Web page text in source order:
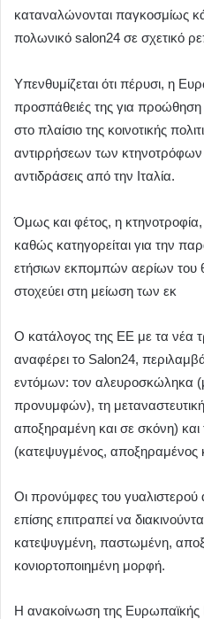
καταναλώνονται παγκοσμίως
πολωνικό salon24 σε σχετικό
Υπενθυμίζεται ότι πέρυσι, η
προσπάθειές της για
στο πλαίσιο της κοινοτικής
αντιρρήσεων των κτηνοτρόφων
αντιδράσεις από την Ιταλία.
Όμως και φέτος, η κτηνοτροφία,
καθώς κατηγορείται για την
ετήσιων εκπομπών αερίων του
στοχεύει στη μείωση των εκ
Ο κατάλογος της ΕΕ με τα νέα
αναφέρει το Salon24,
εντόμων: τον αλευροσκώληκα
προνυμφών), τη
αποξηραμένη και σε σκόνη) και
(κατεψυγμένος, αποξηραμένος
Οι προνύμφες του
επίσης επιτραπεί να
κατεψυγμένη, παστωμένη,
κονιορτοποιημένη μορφή.
Η ανακοίνωση της Ευρωπαϊκής